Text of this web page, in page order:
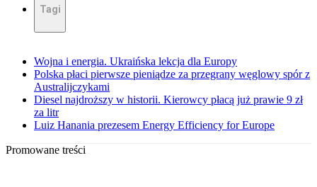
Tagi
Wojna i energia. Ukraińska lekcja dla Europy
Polska płaci pierwsze pieniądze za przegrany węglowy spór z
Australijczykami
Diesel najdroższy w historii. Kierowcy płacą już prawie 9 zł
za litr
Luiz Hanania prezesem Energy Efficiency for Europe
Promowane treści